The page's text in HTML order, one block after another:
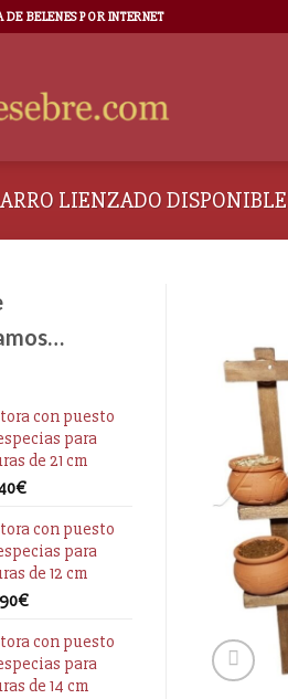
BELENES POR INTERNET
LIENZADO DISPONIBLE
con puesto
para
de 21 cm
€
con puesto
para
de 12 cm
€
con puesto
para
de 14 cm